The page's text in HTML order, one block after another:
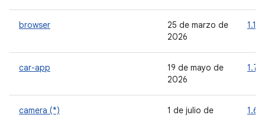
browser
25 de marzo de
2026
car-app
19 de mayo de
2026
1.7.0
camera (*)
1 de julio de
1.6.1